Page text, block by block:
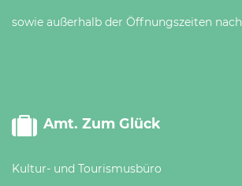
sowie außerhalb der Öffnungszeiten
Amt. Zum Glück
Kultur- und Tourismusbüro